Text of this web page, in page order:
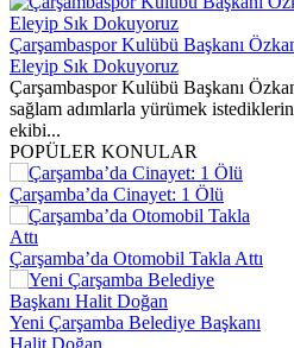
Çarşambaspor Kulübü Başkanı
Eleyip Sık Dokuyoruz
Çarşambaspor Kulübü Başkanı
sağlam adımlarla yürümek
ekibi...
POPÜLER KONULAR